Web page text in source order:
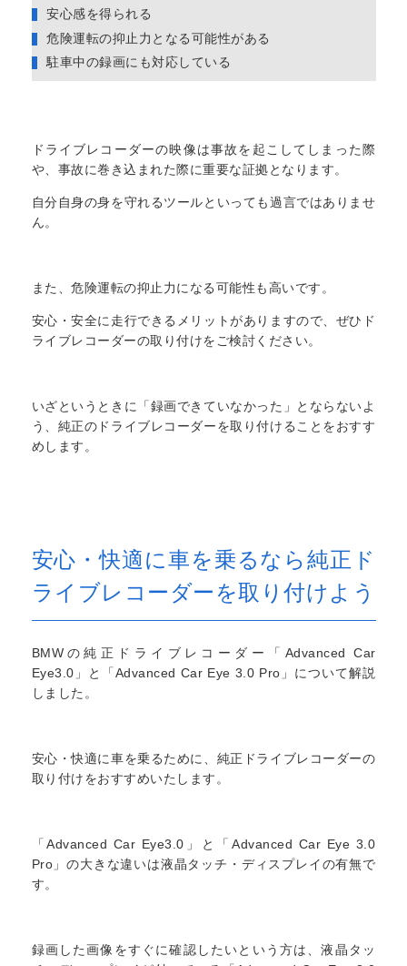
安心感を得られる
危険運転の抑止力となる可能性がある
駐車中の録画にも対応している
ドライブレコーダーの映像は事故を起こしてしまった際
や、事故に巻き込まれた際に重要な証拠となります。
自分自身の身を守れるツールといっても過言ではありませ
ん。
また、危険運転の抑止力になる可能性も高いです。
安心・安全に走行できるメリットがありますので、ぜひド
ライブレコーダーの取り付けをご検討ください。
いざというときに「録画できていなかった」とならないよ
う、純正のドライブレコーダーを取り付けることをおすす
めします。
安心・快適に車を乗るなら純正ド
ライブレコーダーを取り付けよう
BMWの純正ドライブレコーダー「Advanced Car
Eye3.0」と「Advanced Car Eye 3.0 Pro」について解説
しました。
安心・快適に車を乗るために、純正ドライブレコーダーの
取り付けをおすすめいたします。
「Advanced Car Eye3.0」と「Advanced Car Eye 3.0
Pro」の大きな違いは液晶タッチ・ディスプレイの有無で
す。
録画した画像をすぐに確認したいという方は、液晶タッ